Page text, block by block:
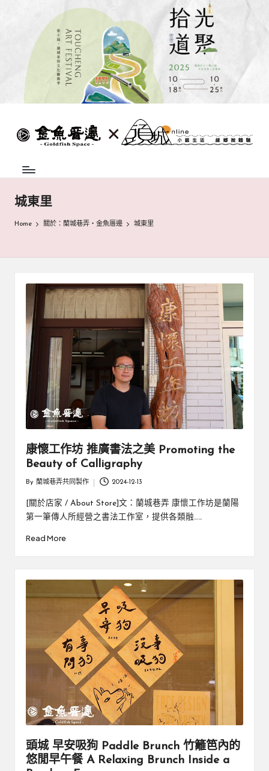
蘭
巷
弄
|
魚
邊
緣
鄉
微
體
驗
城
中
組
致
城東里
Home 關於：蘭城巷弄‧金魚厝邊 城東里
康懷工作坊 推廣書法之美 Promoting the
Beauty of Calligraphy
by
By 蘭城巷弄共同製作 2024-12-13
[關於店家 / About Store]文：蘭城巷弄 康懷工作坊是蘭陽
第一筆傳人所經營之書法工作室，提供各類融……
Read More
頭城 早安吸狗 Paddle Brunch 竹籬笆內的
悠閒早午餐 A Relaxing Brunch Inside a